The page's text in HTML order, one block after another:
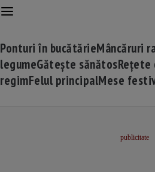
Ponturi în bucătărieMâncăruri
legumeGătește sănătosRețete
regimFelul principalMese